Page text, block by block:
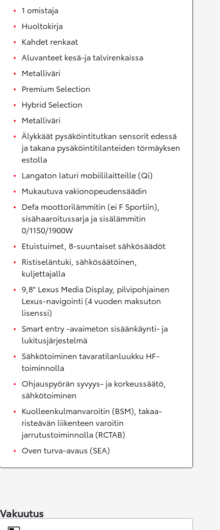
1 omistaja
Huoltokirja
Kahdet renkaat
Aluvanteet kesä-ja talvirenkaissa
Metalliväri
Premium Selection
Hybrid Selection
Metalliväri
Älykkäät pysäköintitutkan sensorit edessä
ja takana pysäköintitilanteiden törmäyksen
estolla
Langaton laturi mobiililaitteille (Qi)
Mukautuva vakionopeudensäädin
Defa moottorilämmitin (ei F Sportiin),
sisähaaroitussarja ja sisälämmitin
0/1150/1900W
Etuistuimet, 8-suuntaiset sähkösäädöt
Ristiseläntuki, sähkösäätöinen,
kuljettajalla
9,8" Lexus Media Display, pilvipohjainen
Lexus-navigointi (4 vuoden maksuton
lisenssi)
Smart entry -avaimeton sisäänkäynti- ja
lukitusjärjestelmä
Sähkötoiminen tavaratilanluukku HF-
toiminnolla
Ohjauspyörän syvyys- ja korkeussäätö,
sähkötoiminen
Kuolleenkulmanvaroitin (BSM), takaa-
risteävän liikenteen varoitin
jarrutustoiminnolla (RCTAB)
Oven turva-avaus (SEA)
Vakuutus